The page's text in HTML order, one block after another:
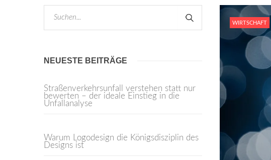
NEUESTE BEITRÄGE
Straßenverkehrsunfall verstehen statt nur
bewerten – der ideale Einstieg in die
Unfallanalyse
Warum Logodesign die Königsdisziplin des
Designs ist
WIRTSCHAFT